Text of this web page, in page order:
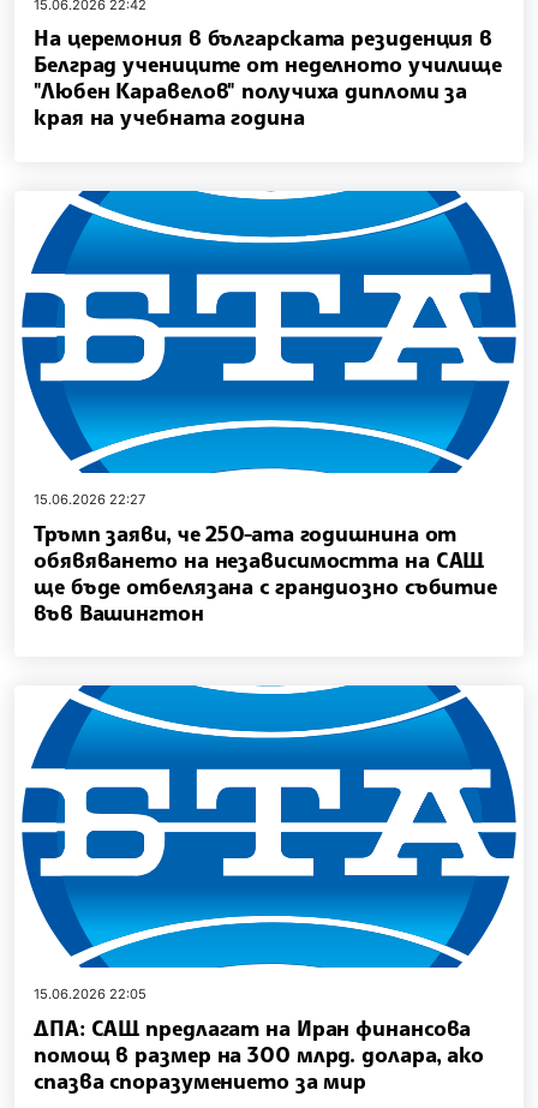
15.06.2026 22:42
На церемония в българската резиденция в
Белград учениците от неделното училище
"Любен Каравелов" получиха дипломи за
края на учебната година
15.06.2026 22:27
Тръмп заяви, че 250-ата годишнина от
обявяването на независимостта на САЩ
ще бъде отбелязана с грандиозно събитие
във Вашингтон
15.06.2026 22:05
ДПА: САЩ предлагат на Иран финансова
помощ в размер на 300 млрд. долара, ако
спазва споразумението за мир